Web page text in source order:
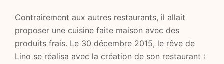
Contrairement aux autres restaurants, il allait
proposer une cuisine faite maison avec des
produits frais. Le 30 décembre 2015, le rêve de
Lino se réalisa avec la création de son restaurant :